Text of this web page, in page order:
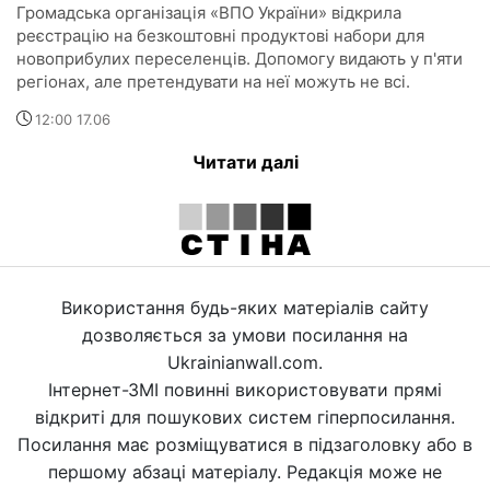
Громадська організація «ВПО України» відкрила
реєстрацію на безкоштовні продуктові набори для
новоприбулих переселенців. Допомогу видають у п'яти
регіонах, але претендувати на неї можуть не всі.
12:00 17.06
Читати далі
Використання будь-яких матеріалів сайту
дозволяється за умови посилання на
Ukrainianwall.com.
Інтернет-ЗМІ повинні використовувати прямі
відкриті для пошукових систем гіперпосилання.
Посилання має розміщуватися в підзаголовку або в
першому абзаці матеріалу. Редакція може не